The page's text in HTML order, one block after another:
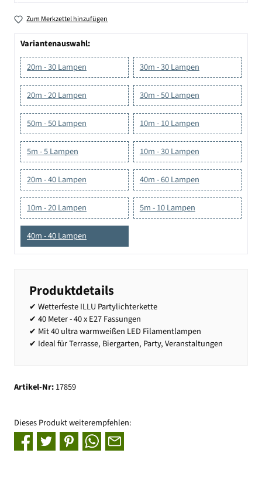
Zum Merkzettel hinzufügen
Variantenauswahl:
20m - 30 Lampen
30m - 30 Lampen
20m - 20 Lampen 30m - 50 Lampen
50m - 50 Lampen 10m - 10 Lampen
5m - 5 Lampen 10m - 30 Lampen
20m - 40 Lampen 40m - 60 Lampen
10m - 20 Lampen 5m - 10 Lampen
40m - 40 Lampen
Produktdetails
✔ Wetterfeste ILLU Partylichterkette
✔ 40 Meter - 40 x E27 Fassungen
✔ Mit 40 ultra warmweißen LED Filamentlampen
✔ Ideal für Terrasse, Biergarten, Party, Veranstaltungen
Artikel-Nr:17859
Dieses Produkt weiterempfehlen: